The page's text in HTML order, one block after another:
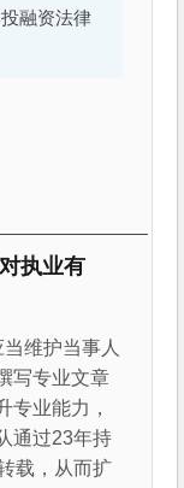
融资法律
执业有
维护当事人
写专业文章
专业能力，
通过23年持
载，从而扩